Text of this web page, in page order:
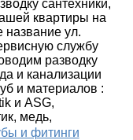
сантехники,
квартиры на
название ул.
службу
разводку
и канализации
и материалов :
и ASG,
медь,
и фитинги